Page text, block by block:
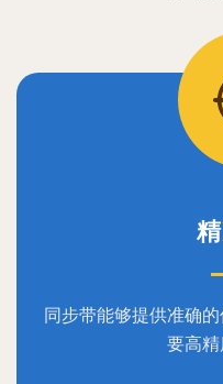
同步带能够提供准确
要高精